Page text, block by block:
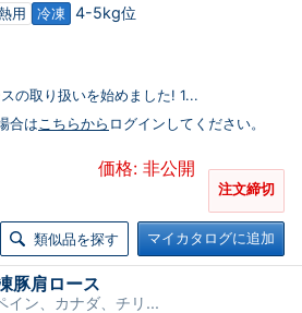
用 冷凍 4-5kg位
の取り扱いを始めました! 1...
合はこちらから ログインしてください。
価格: 非公開
注文締切
類似品を探す マイカタログに追加
豚肩ロース
イン、カナダ、チリ...